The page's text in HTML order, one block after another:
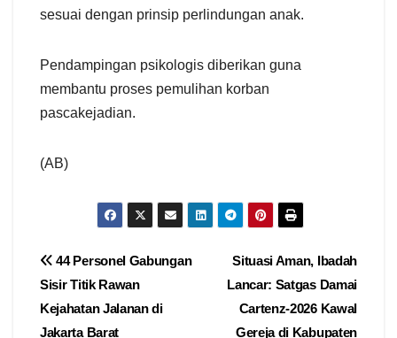
sesuai dengan prinsip perlindungan anak.
Pendampingan psikologis diberikan guna
membantu proses pemulihan korban
pascakejadian.
(AB)
Navigasi
pos
Situasi Aman, Ibadah
Lancar: Satgas Damai
Cartenz-2026 Kawal
Gereja di Kabupaten
44 Personel Gabungan
Sisir Titik Rawan
Kejahatan Jalanan di
Jakarta Barat